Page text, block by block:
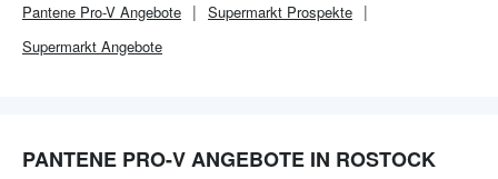
Pantene Pro-V Angebote Supermarkt Prospekte
Supermarkt Angebote
PANTENE PRO-V ANGEBOTE IN ROSTOCK